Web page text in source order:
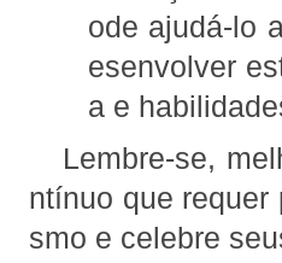
ode ajudá-lo
esenvolver
a e
Lembre-se,
ntínuo que
smo e celebre